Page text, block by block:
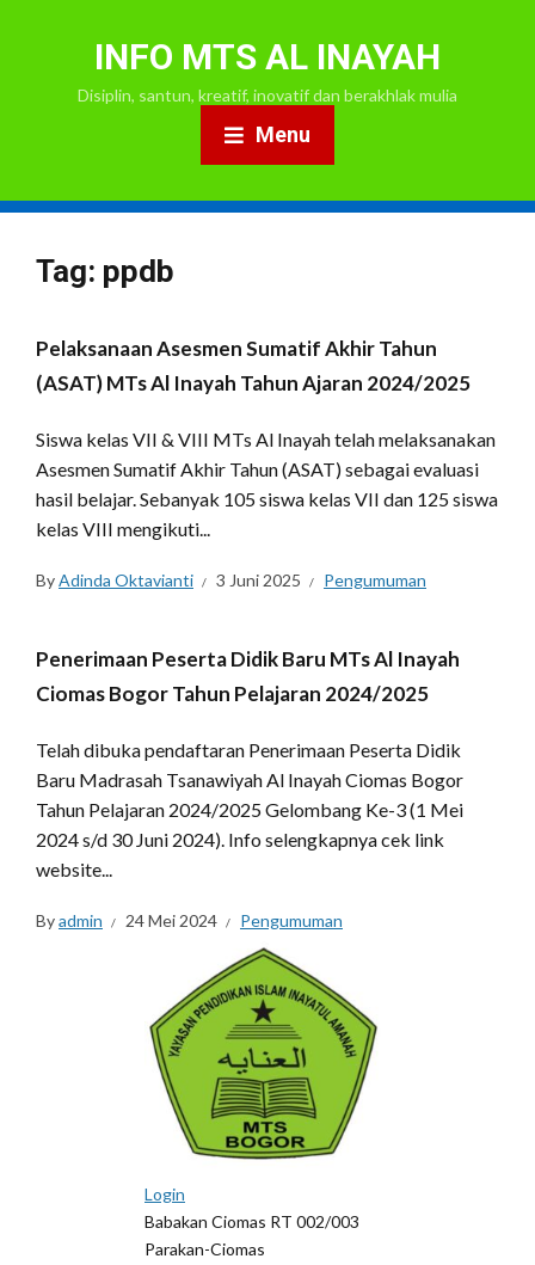
INFO MTS AL INAYAH
Disiplin, santun, kreatif, inovatif dan berakhlak mulia
Menu
Tag: ppdb
Pelaksanaan Asesmen Sumatif Akhir Tahun
(ASAT) MTs Al Inayah Tahun Ajaran 2024/2025
Siswa kelas VII & VIII MTs Al Inayah telah melaksanakan
Asesmen Sumatif Akhir Tahun (ASAT) sebagai evaluasi
hasil belajar. Sebanyak 105 siswa kelas VII dan 125 siswa
kelas VIII mengikuti...
ByAdinda Oktavianti 3 Juni 2025 Pengumuman
Penerimaan Peserta Didik Baru MTs Al Inayah
Ciomas Bogor Tahun Pelajaran 2024/2025
Telah dibuka pendaftaran Penerimaan Peserta Didik
Baru Madrasah Tsanawiyah Al Inayah Ciomas Bogor
Tahun Pelajaran 2024/2025 Gelombang Ke-3 (1 Mei
2024 s/d 30 Juni 2024). Info selengkapnya cek link
website...
Byadmin 24 Mei 2024 Pengumuman
Login
Babakan Ciomas RT 002/003
Parakan-Ciomas